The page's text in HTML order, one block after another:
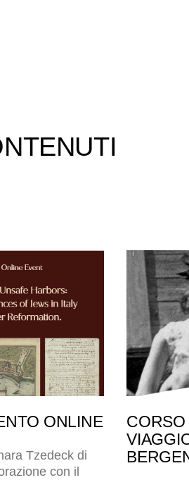
ONLINE
Tzedeck di
con il